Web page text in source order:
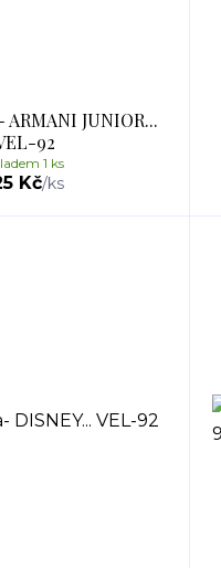
JUNIOR...
92
Kč/ks
1 ks